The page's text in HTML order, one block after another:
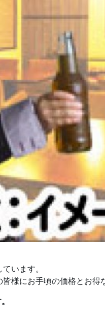
います。
様にお手頃の価格とお